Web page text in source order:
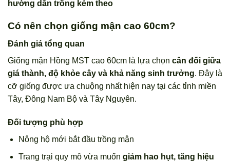
hướng dẫn trồng kèm theo
Có nên chọn giống mận cao 60cm?
Đánh giá tổng quan
Giống mận Hồng MST cao 60cm là lựa chọn cân đối giữa
giá thành, độ khỏe cây và khả năng sinh trưởng. Đây là
cỡ giống được ưa chuộng nhất hiện nay tại các tỉnh miền
Tây, Đông Nam Bộ và Tây Nguyên.
Đối tượng phù hợp
Nông hộ mới bắt đầu trồng mận
Trang trại quy mô vừa muốn giảm hao hụt, tăng hiệu